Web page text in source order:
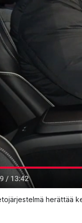
herättää